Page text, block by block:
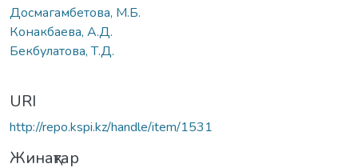
Досмагамбетова, М.Б.
Конакбаева, А.Д.
Бекбулатова, Т.Д.
URI
http://repo.kspi.kz/handle/item/1531
Жинақтар